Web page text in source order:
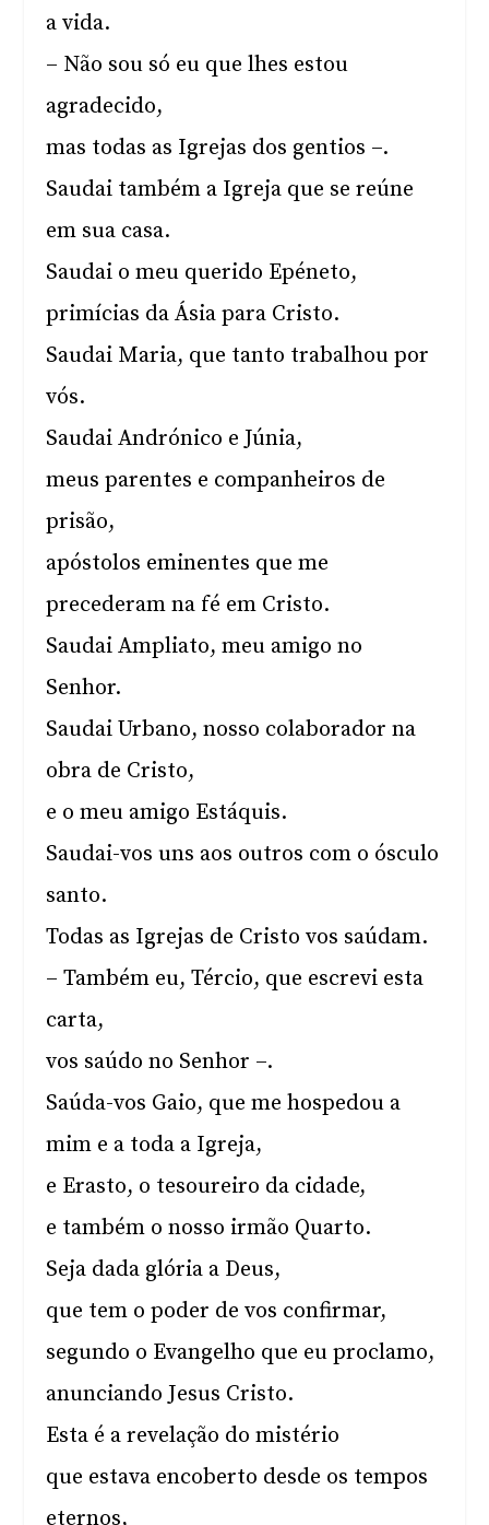
a vida.
– Não sou só eu que lhes estou
agradecido,
mas todas as Igrejas dos gentios –.
Saudai também a Igreja que se reúne
em sua casa.
Saudai o meu querido Epéneto,
primícias da Ásia para Cristo.
Saudai Maria, que tanto trabalhou por
vós.
Saudai Andrónico e Júnia,
meus parentes e companheiros de
prisão,
apóstolos eminentes que me
precederam na fé em Cristo.
Saudai Ampliato, meu amigo no
Senhor.
Saudai Urbano, nosso colaborador na
obra de Cristo,
e o meu amigo Estáquis.
Saudai-vos uns aos outros com o ósculo
santo.
Todas as Igrejas de Cristo vos saúdam.
– Também eu, Tércio, que escrevi esta
carta,
vos saúdo no Senhor –.
Saúda-vos Gaio, que me hospedou a
mim e a toda a Igreja,
e Erasto, o tesoureiro da cidade,
e também o nosso irmão Quarto.
Seja dada glória a Deus,
que tem o poder de vos confirmar,
segundo o Evangelho que eu proclamo,
anunciando Jesus Cristo.
Esta é a revelação do mistério
que estava encoberto desde os tempos
eternos,